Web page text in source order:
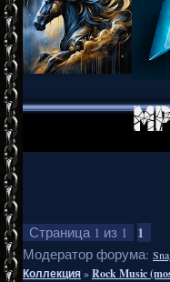
Страница 1 из 1 1
Модератор форума:
Коллекция»Rock Music